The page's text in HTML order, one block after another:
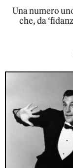
Una numero
che, da